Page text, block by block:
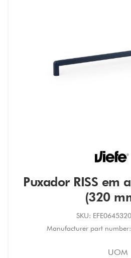
Puxador RISS em
(320
SKU:
Manufacturer part number:
UOM